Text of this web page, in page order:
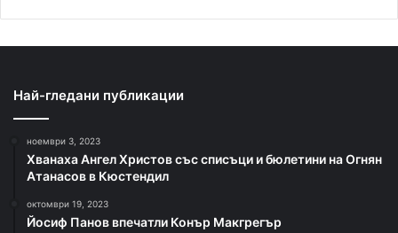
Най-гледани публикации
ноември 3, 2023
Хванаха Ангел Христов със списъци и бюлетини на Огнян
Атанасов в Кюстендил
октомври 19, 2023
Йосиф Панов впечатли Конър Макгрегър